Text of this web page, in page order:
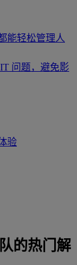
能轻松管理人
问题，避免影
验
的热门解